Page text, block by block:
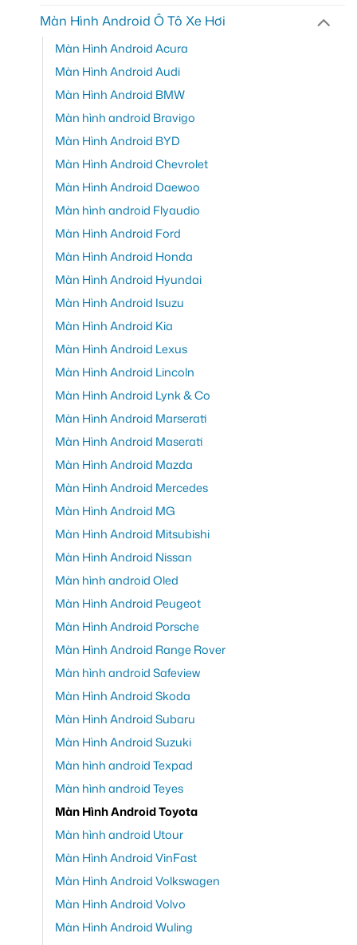
Màn Hình Android Ô Tô Xe Hơi
Màn Hình Android Acura
Màn Hình Android Audi
Màn Hình Android BMW
Màn hình android Bravigo
Màn Hình Android BYD
Màn Hình Android Chevrolet
Màn Hình Android Daewoo
Màn hình android Flyaudio
Màn Hình Android Ford
Màn Hình Android Honda
Màn Hình Android Hyundai
Màn Hình Android Isuzu
Màn Hình Android Kia
Màn Hình Android Lexus
Màn Hình Android Lincoln
Màn Hình Android Lynk & Co
Màn Hình Android Marserati
Màn Hình Android Maserati
Màn Hình Android Mazda
Màn Hình Android Mercedes
Màn Hình Android MG
Màn Hình Android Mitsubishi
Màn Hình Android Nissan
Màn hình android Oled
Màn Hình Android Peugeot
Màn Hình Android Porsche
Màn Hình Android Range Rover
Màn hình android Safeview
Màn Hình Android Skoda
Màn Hình Android Subaru
Màn Hình Android Suzuki
Màn hình android Texpad
Màn hình android Teyes
Màn Hình Android Toyota
Màn hình android Utour
Màn Hình Android VinFast
Màn Hình Android Volkswagen
Màn Hình Android Volvo
Màn Hình Android Wuling